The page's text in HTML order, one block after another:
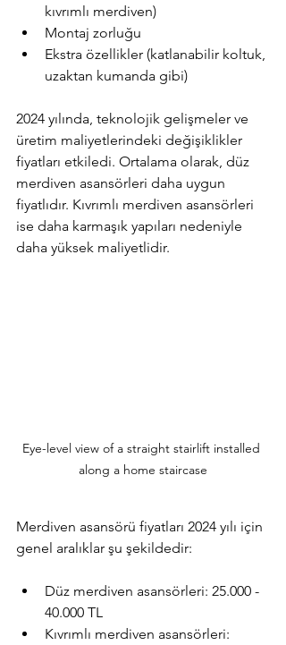
kıvrımlı merdiven)
Montaj zorluğu
Ekstra özellikler (katlanabilir koltuk,
uzaktan kumanda gibi)
2024 yılında, teknolojik gelişmeler ve
üretim maliyetlerindeki değişiklikler
fiyatları etkiledi. Ortalama olarak, düz
merdiven asansörleri daha uygun
fiyatlıdır. Kıvrımlı merdiven asansörleri
ise daha karmaşık yapıları nedeniyle
daha yüksek maliyetlidir.
Eye-level view of a straight stairlift installed
along a home staircase
Merdiven asansörü fiyatları 2024 yılı için
genel aralıklar şu şekildedir:
Düz merdiven asansörleri: 25.000 -
40.000 TL
Kıvrımlı merdiven asansörleri: